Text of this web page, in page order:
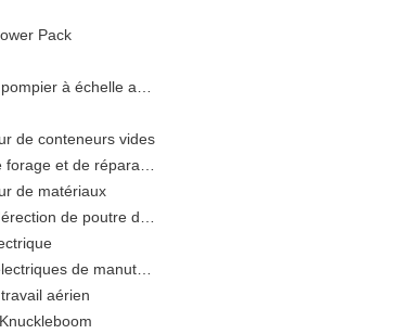
Pack
à échelle aérienne
de conteneurs vides
et de réparation intégrée
de matériaux
de poutre de pont
de manutention de matériaux
aérien